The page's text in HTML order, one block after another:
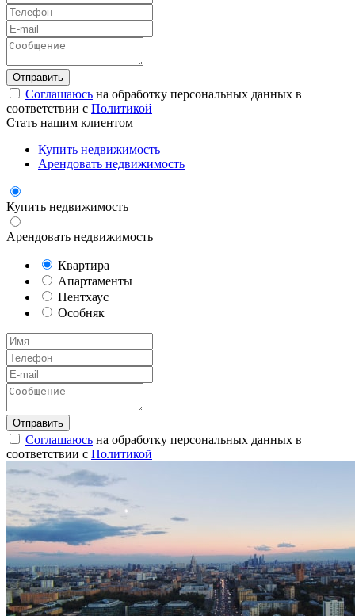
Соглашаюсь на обработку персональных данных в
соответствии с Политикой
Стать нашим клиентом
Купить недвижимость
Арендовать недвижимость
Купить недвижимость
Арендовать недвижимость
Квартира
Апартаменты
Пентхаус
Особняк
Соглашаюсь на обработку персональных данных в
соответствии с Политикой